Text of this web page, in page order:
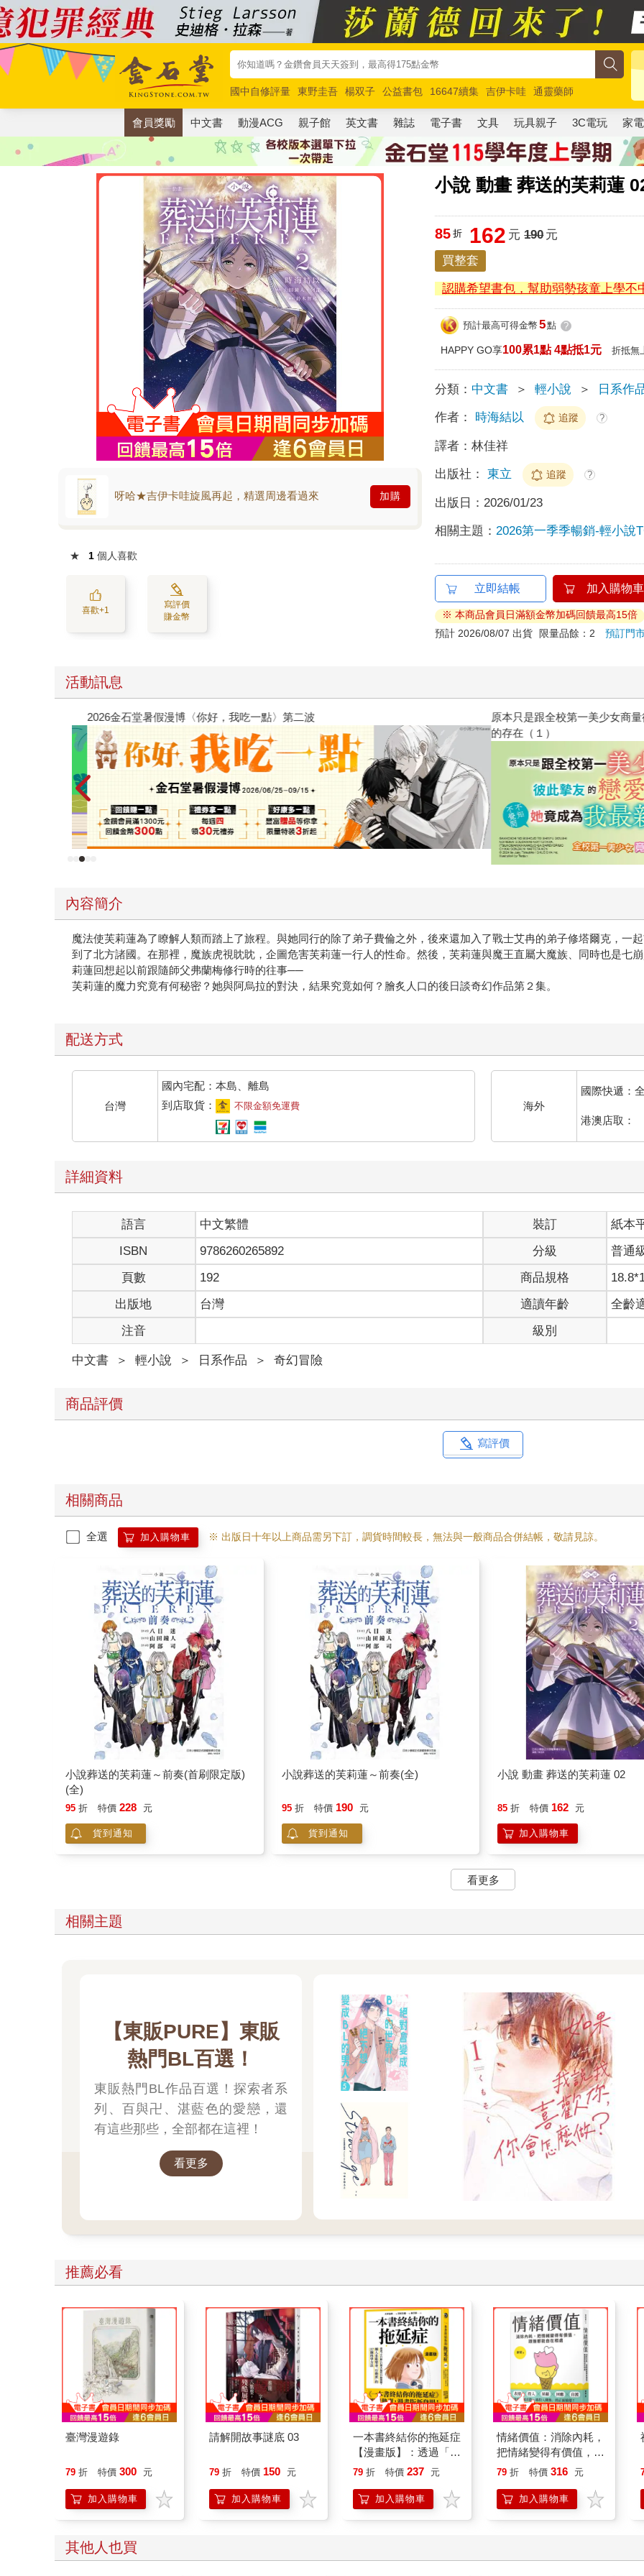
國中自修評量 東野圭吾 楊双子 公益書包 16647續集 吉伊卡哇
通靈藥師
唯紅花綻放
奧德賽 路邊攤新作 馬斯克 玩具總動員5 超慢跑
會員獎勵 中文書 動漫ACG 親子館 英文書 雜誌 電子書 文具 玩具親子 3C電玩 家電
小說 動畫 葬送的芙莉蓮
呀哈★吉伊卡哇旋風再起，精選周邊看過來 加購
★ 1 個人喜歡
喜歡+1
寫評價
賺金幣
85 折 162 元 190元
買整套
認購希望書包，幫助弱勢孩童上學不
預計最高可得金幣 5點 ?
HAPPY GO享100累1點 4點抵1元 折抵無
分類： 中文書 ＞ 輕小說 ＞ 日系作
作者： 時海結以 追蹤 ?
譯者：林佳祥
出版社： 東立 追蹤 ?
出版日： 2026/01/23
相關主題： 2026第一季季暢銷-輕小說
立即結帳 加入購物車
※ 本商品會員日滿額金幣加碼回饋最高15倍
預計 2026/08/07 出貨
限量品餘：2預訂門
活動訊息
2026金石堂暑假漫博〈你好，我吃一點〉第二波
原本只是跟全校第一美少女商量
的存在（１）
內容簡介
魔法使芙莉蓮為了瞭解人類而踏上了旅程。與她同行的除了弟子費倫之外，後來還加入了戰士艾冉的弟子修塔爾克，一
到了北方諸國。在那裡，魔族虎視眈眈，企圖危害芙莉蓮一行人的性命。然後，芙莉蓮與魔王直屬大魔族、同時也是七
莉蓮回想起以前跟隨師父弗蘭梅修行時的往事──
芙莉蓮的魔力究竟有何秘密？她與阿烏拉的對決，結果究竟如何？膾炙人口的後日談奇幻作品第２集。
配送方式
台灣
國內宅配：本島、離島
到店取貨：
不限金額免運費 海外
國際快遞：
港澳店取：
詳細資料
語言 中文繁體 裝訂
紙本
ISBN
9786260265892 分級
普通
頁數
192 商品規格
出版地
台灣 適讀年齡
全齡
注音
級別
中文書 ＞ 輕小說 ＞ 日系作品 ＞ 奇幻冒險
商品評價
寫評價
相關商品
全選 加入購物車 ※ 出版日十年以上商品需另下訂，調貨時間較長，無法與一般商品合併結帳，敬請見諒。
小說葬送的芙莉蓮～前奏(首刷限定版)
(全)
95 折 特價 228 元
貨到通知
小說葬送的芙莉蓮～前奏(全)
95 折 特價 190 元
貨到通知
小說 動畫 葬送的芙莉蓮 02
85 折 特價 162 元
加入購物車
看更多
相關主題
【東販PURE】東販
熱門BL百選！
東販熱門BL作品百選！探索者系
列、百與卍、湛藍色的愛戀，還
有這些那些，全部都在這裡！
看更多
推薦必看
臺灣漫遊錄
79 折 特價 300 元
加入購物車
請解開故事謎底 03
79 折 特價 150 元
加入購物車
一本書終結你的拖延症
【漫畫版】：透過「小
行動」打開大腦的行動
「行動派」的37個科
學方法
79 折 特價 237 元
加入購物車
情緒價值：消除內耗，
把情緒變得有價值，跟
誰都能自在相處
79 折 特價 316 元
加入購物車
其他人也買